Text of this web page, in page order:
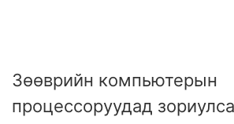
Зөөврийн компьютерын
процессоруудад